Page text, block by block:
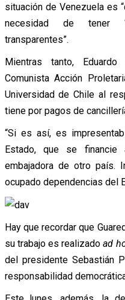
situación de Venezuela es
necesidad de tener
transparentes”.
Mientras tanto,
Comunista Acción
Universidad de Chile al
tiene por pagos de
“Si es así, es
Estado, que se
embajadora de otro país.
ocupado dependencias del
Hay que recordar que
su trabajo es realizadoad
del presidente Sebastián
responsabilidad